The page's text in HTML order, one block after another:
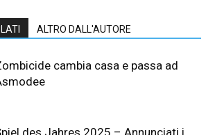
ALTRO DALL'AUTORE
cambia casa e passa ad
des Jahres 2025 – Annunciati i